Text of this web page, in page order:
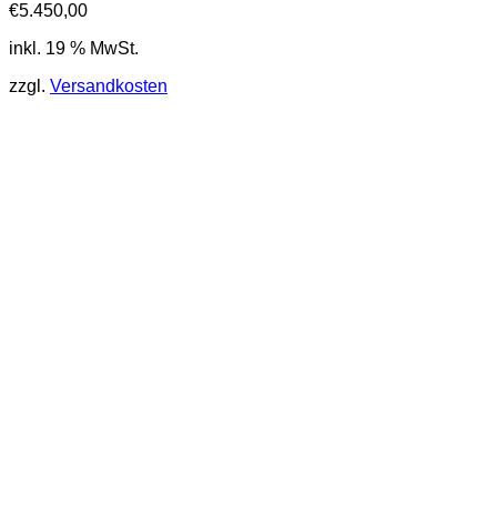
€5.450,00
inkl. 19 % MwSt.
zzgl. Versandkosten